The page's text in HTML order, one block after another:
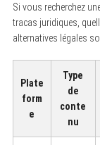
Si vous recherchez
tracas juridiques,
alternatives légales
Plate
form
e
Type
de
conte
nu